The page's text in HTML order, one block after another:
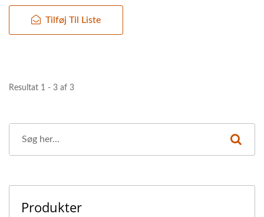
Tilføj Til Liste
Resultat 1 - 3 af 3
Produkter